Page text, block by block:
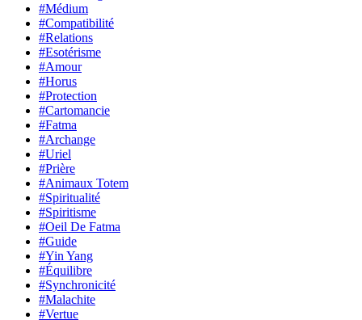
#Médium
#Compatibilité
#Relations
#Esotérisme
#Amour
#Horus
#Protection
#Cartomancie
#Fatma
#Archange
#Uriel
#Prière
#Animaux Totem
#Spiritualité
#Spiritisme
#Oeil De Fatma
#Guide
#Yin Yang
#Équilibre
#Synchronicité
#Malachite
#Vertue